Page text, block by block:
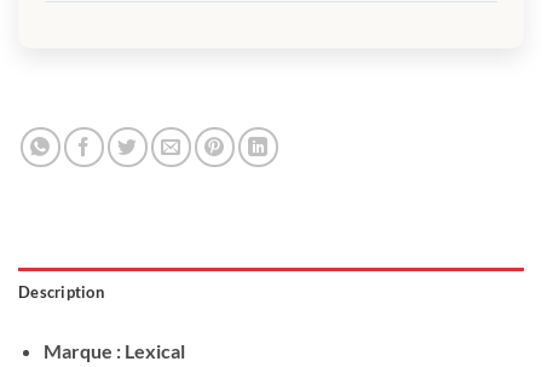
Description
Marque : Lexical